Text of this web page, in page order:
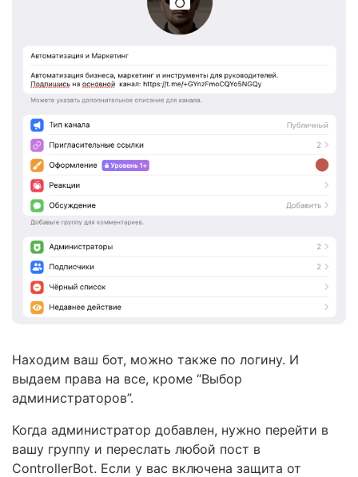
Находим ваш бот, можно также по логину. И
выдаем права на все, кроме “Выбор
администраторов”.
Когда администратор добавлен, нужно перейти в
вашу группу и переслать любой пост в
ControllerBot. Если у вас включена защита от